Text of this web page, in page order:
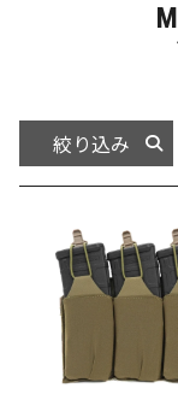
絞り込み